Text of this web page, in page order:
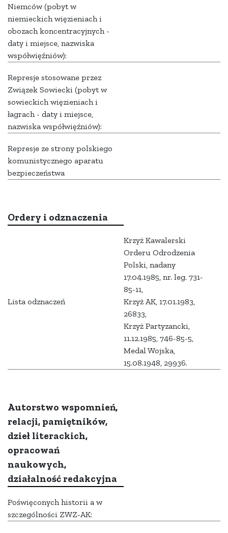
Niemców (pobyt w
niemieckich więzieniach i
obozach koncentracyjnych -
daty i miejsce, nazwiska
współwięźniów):
Represje stosowane przez
Związek Sowiecki (pobyt w
sowieckich więzieniach i
łagrach - daty i miejsce,
nazwiska współwięźniów):
Represje ze strony polskiego
komunistycznego aparatu
bezpieczeństwa
Ordery i odznaczenia
Lista odznaczeń
Krzyż Kawalerski
Orderu Odrodzenia
Polski, nadany
17.04.1985, nr. leg. 731-
85-11,
Krzyż AK, 17.01.1983,
26833,
Krzyż Partyzancki,
11.12.1985, 746-85-5,
Medal Wojska,
15.08.1948, 29936.
Autorstwo wspomnień,
relacji, pamiętników,
dzieł literackich,
opracowań
naukowych,
działalność redakcyjna
Poświęconych historii a w
szczególności ZWZ-AK: